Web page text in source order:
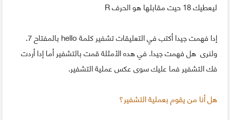
ليعطيك 18 حيت مقابلها هو الحرف R
إدا فهمت جيدا أكتب في التعليقات تشفير كلمة hello بالمفتاح 7.
ولنرى هل فهمت جيدا. في هده الأمثلة قمت بالتشفير أما إدا أردت
فك التشفير فما عليك سوى عكس عملية التشفير.
هل أنا من يقوم بعملية التشفير؟